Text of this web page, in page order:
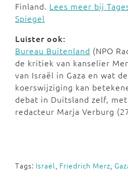
Finland. Lees meer bij
Spiegel
Luister ook:
Bureau Buitenland (NPO
de kritiek van kanselier
van Israël in Gaza en wat
koerswijziging kan
debat in Duitsland zelf,
redacteur Marja Verburg
Tags: Israël, Friedrich Merz,